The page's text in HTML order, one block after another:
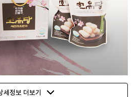
세정보 더보기